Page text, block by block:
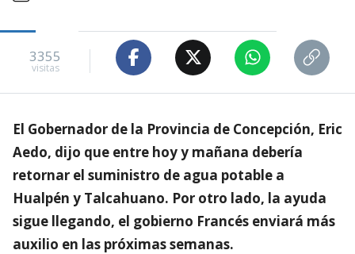
3355
visitas
El Gobernador de la Provincia de Concepción, Eric
Aedo, dijo que entre hoy y mañana debería
retornar el suministro de agua potable a
Hualpén y Talcahuano. Por otro lado, la ayuda
sigue llegando, el gobierno Francés enviará más
auxilio en las próximas semanas.